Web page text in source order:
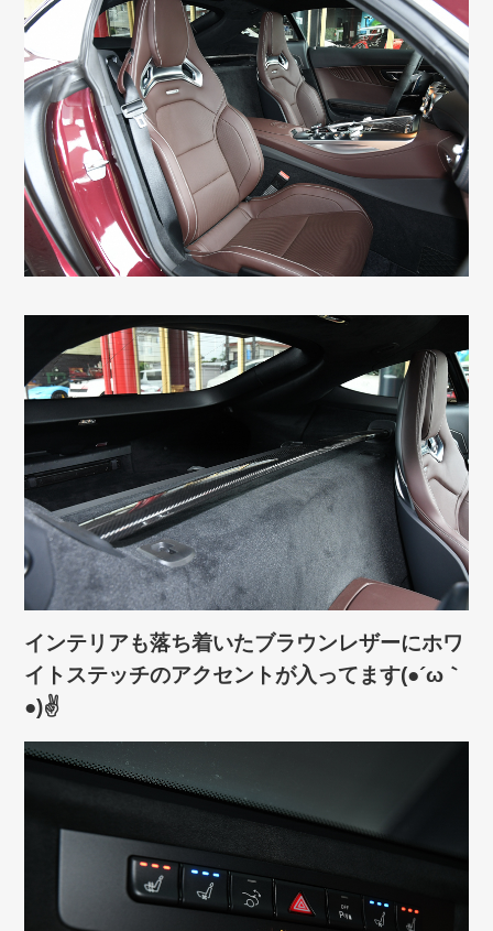
インテリアも落ち着いたブラウンレザーにホワ
イトステッチのアクセントが入ってます(●´ω｀
●)✌